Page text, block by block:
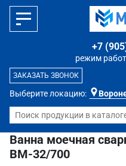
Выберите локацию:
режим
+7
ЗАКАЗАТЬ ЗВОНОК
Ванна моечная
ВМ-32/700